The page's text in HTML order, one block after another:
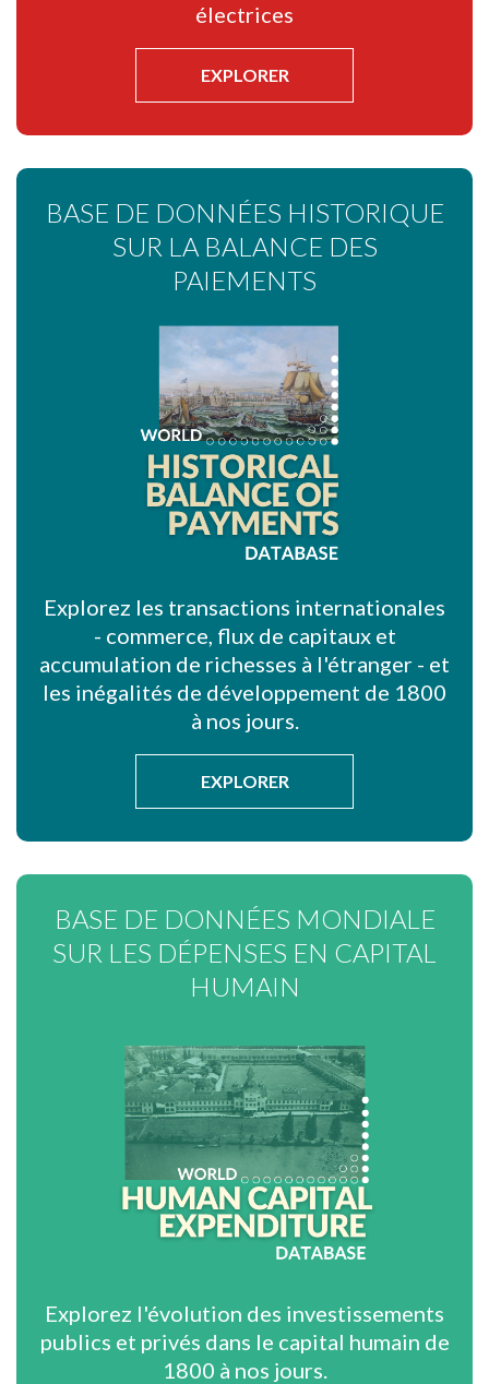
électrices
EXPLORER
BASE DE DONNÉES HISTORIQUE
SUR LA BALANCE DES
PAIEMENTS
Explorez les transactions internationales
- commerce, flux de capitaux et
accumulation de richesses à l'étranger - et
les inégalités de développement de 1800
à nos jours.
EXPLORER
BASE DE DONNÉES MONDIALE
SUR LES DÉPENSES EN CAPITAL
HUMAIN
Explorez l'évolution des investissements
publics et privés dans le capital humain de
1800 à nos jours.